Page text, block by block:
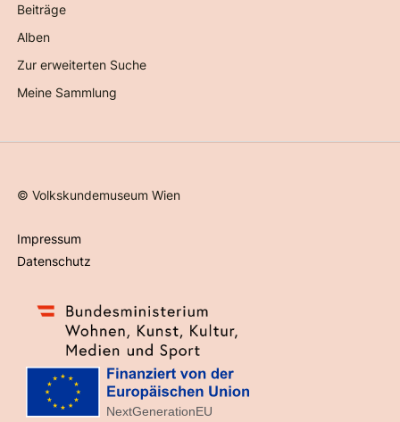
Beiträge
Alben
Zur erweiterten Suche
Meine Sammlung
©Volkskundemuseum Wien
Impressum
Datenschutz